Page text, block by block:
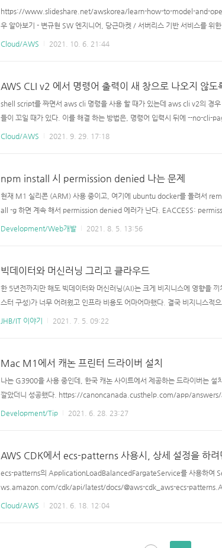
https://www.slideshare.net/awskorea/learn-how-to-model-and-
우 알아보기 - 변규현 SW 엔지니어, 당근마켓 / 서버리스 기반 서비스를 위
서버리스 DB 활용 전략을 살펴봅니다. RDB에서 서버리스를 위한 데이터
Cloud/AWS 2021. 10. 6. 21:44
AWS CLI v2 에서 명령어 출력이 새 창으로 나오지 않도
shell script를 짜면서 aws cli 명령을 사용 할 때가 있는데 aws cli v2의 경
들이 꼬일 때가 있다. 이를 해결 하는 방법은, 명령어 입력시 뒤에 --no-
--no-cli-pager 로 할 경우 새 창이 뜨지 않고 명령어 결과가 동일한 터미널에
Cloud/AWS 2021. 9. 29. 17:18
npm install 시 permission denied 나는 문제
현재 M1 실리콘 (ARM) 사용 중이고, 여기에 ubuntu docker를 돌려서
all -g 하면 계속 해서 permission denied 에러가 난다. EACCESS:
e: Permission denied 등등 package-lock.json과 node_modules 디렉토
Development/Web개발 2021. 8. 5. 13:56
빅데이터와 머신러닝 그리고 클라우드
한 5년전까지만 해도 빅데이터와 머신러닝(AI)는 크게 비지니스에 영향을
스터 구성)가 너무 어려웠고 인프라 비용도 어마어마했다. 결국 비지니스
더라도 99%가 되지 않으면 산업에서 사용 할 수 없지 않을까? 하고 생각했
JHB/IT 이야기 2021. 7. 5. 09:22
Mac M1에서 캐논 프린터 드라이버 설치
나는 G3900을 사용 중인데, 한국 캐논 사이트에서 제공하는 드라이버는
깔았더니 성공했다. https://canoncanada.custhelp.com/app/
0-%28mac%29 G3000 series CUPS Printer Driver Ver.16.40.1.0
Development/Tip 2021. 6. 28. 23:27
AWS CDK에서 ecs-patterns 사용시, 상세 설정을 하려
ecs-patterns의 ApplicationLoadBalancedFargateService를 사용하여
ws.amazon.com/cdk/api/latest/docs/@aws-cdk_aws-ecs-
답은.. const fargateService = new
Cloud/AWS 2021. 6. 18. 12:04